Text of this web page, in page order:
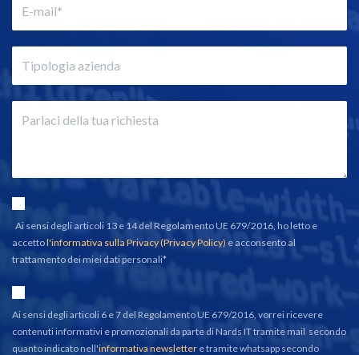
Ai sensi degli articoli 13 e 14 del Regolamento UE 679/2016, ho letto e
accettol'informativa sulla Privacy (Privacy Policy) e acconsento al
trattamento dei miei dati personali*
Ai sensi degli articoli 6 e 7 del Regolamento UE 679/2016, vorrei ricevere
contenuti informativi e promozionali da parte di Nards IT tramite mail secondo
quanto indicato nell'informativa newsletter e tramite whatsapp secondo